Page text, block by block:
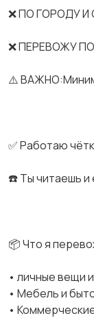
❌ ПО ГОРОДУ
❌ ПЕРЕВОЖУ
⚠️
✅ Работаю
☎️ Ты читаешь и
📦 Что я
• личные вещи
• Мебель и
•